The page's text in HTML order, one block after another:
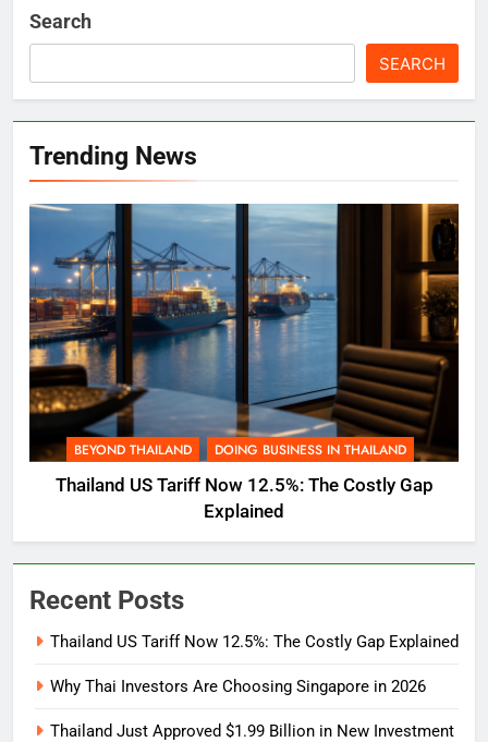
Search
SEARCH
Trending News
BEYOND THAILAND DOING BUSINESS IN THAILAND
Thailand US Tariff Now 12.5%: The Costly Gap
Explained
Recent Posts
Thailand US Tariff Now 12.5%: The Costly Gap Explained
Why Thai Investors Are Choosing Singapore in 2026
Thailand Just Approved $1.99 Billion in New Investment